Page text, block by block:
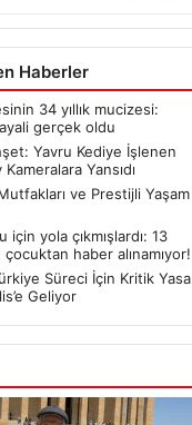
Haberler
34 yıllık mucizesi:
gerçek oldu
Yavru Kediye İşlenen
Yansıdı
ve Prestijli Yaşam
için yola çıkmışlardı: 13
çocuktan haber alınamıyor!
Süreci İçin Kritik Yasa
Geliyor